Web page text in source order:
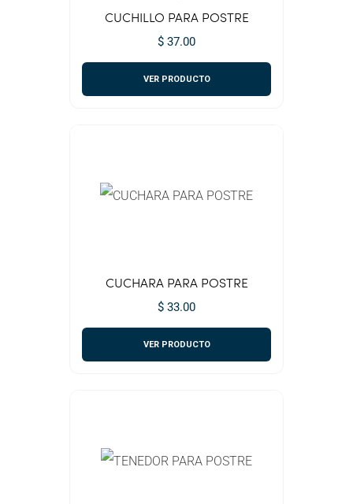
CUCHILLO PARA POSTRE
$ 37.00
VER PRODUCTO
CUCHARA PARA POSTRE
$ 33.00
VER PRODUCTO